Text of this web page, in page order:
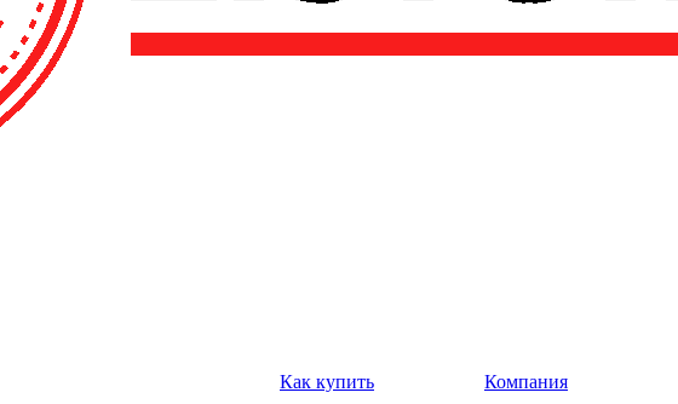
Как купить
Компания